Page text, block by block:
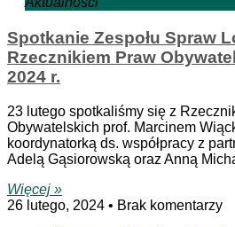
Spotkanie Zespołu Spraw
Rzecznikiem Praw
2024 r.
23 lutego spotkaliśmy się z
Obywatelskich prof. Marcinem
koordynatorką ds. współpracy z
Adelą Gąsiorowską oraz Anną
Więcej »
26 lutego, 2024
Brak komentarzy